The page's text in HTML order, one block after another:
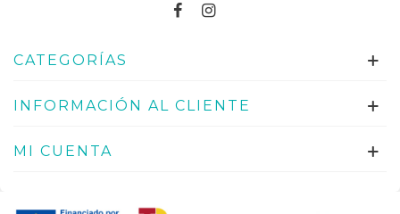
CATEGORÍAS
INFORMACIÓN AL CLIENTE
MI CUENTA